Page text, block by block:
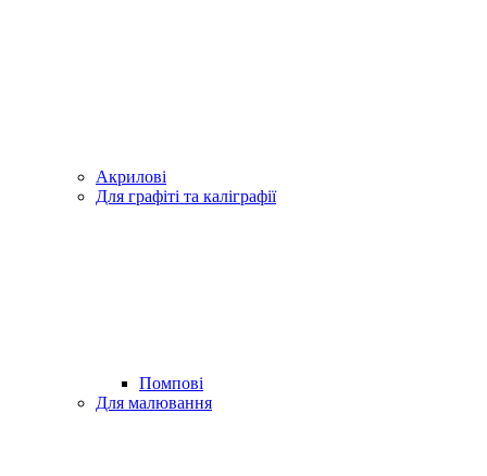
Акрилові
Для графіті та каліграфії
Помпові
Для малювання